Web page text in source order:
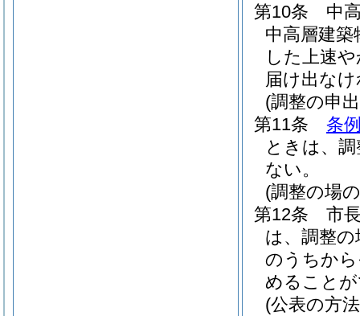
第10条
中
中高層建
した上速
届け出な
(調整の申
第11条
条
ときは、
ない。
(調整の場
第12条
市
は、調整
のうちか
めること
(公表の方